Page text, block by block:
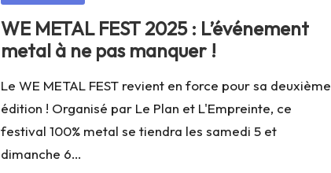
WE METAL FEST 2025 : L’événement
metal à ne pas manquer !
Le WE METAL FEST revient en force pour sa deuxième
édition ! Organisé par Le Plan et L'Empreinte, ce
festival 100% metal se tiendra les samedi 5 et
dimanche 6…